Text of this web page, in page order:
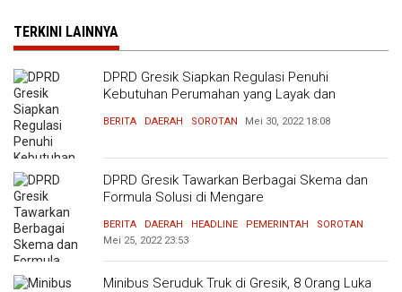
TERKINI LAINNYA
DPRD Gresik Siapkan Regulasi Penuhi
Kebutuhan Perumahan yang Layak dan
BERITA DAERAH SOROTAN Mei 30, 2022 18:08
DPRD Gresik Tawarkan Berbagai Skema dan
Formula Solusi di Mengare
BERITA DAERAH HEADLINE PEMERINTAH
SOROTAN
Mei 25, 2022 23:53
Minibus Seruduk Truk di Gresik, 8 Orang Luka